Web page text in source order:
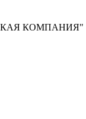
КОМПАНИЯ"